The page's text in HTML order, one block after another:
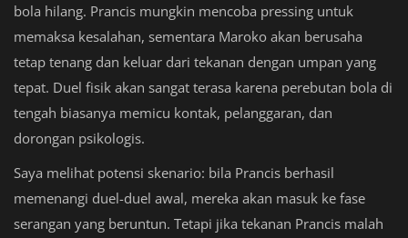
bola hilang. Prancis mungkin mencoba pressing untuk
memaksa kesalahan, sementara Maroko akan berusaha
tetap tenang dan keluar dari tekanan dengan umpan yang
tepat. Duel fisik akan sangat terasa karena perebutan bola di
tengah biasanya memicu kontak, pelanggaran, dan
dorongan psikologis.
Saya melihat potensi skenario: bila Prancis berhasil
memenangi duel-duel awal, mereka akan masuk ke fase
serangan yang beruntun. Tetapi jika tekanan Prancis malah